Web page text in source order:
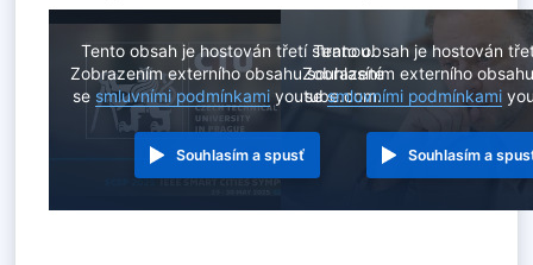
Tento obsah je hostován třetí stranou.
Zobrazením externího obsahu souhlasíte
se smluvními podmínkami youtube.com.
Souhlasím a spusť
Tento obsah je hostován
Zobrazením externího
sesmluvními podmínkami
Souhlasím a